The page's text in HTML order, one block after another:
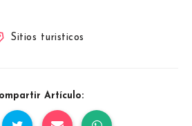
Sitios turisticos
Artículo: